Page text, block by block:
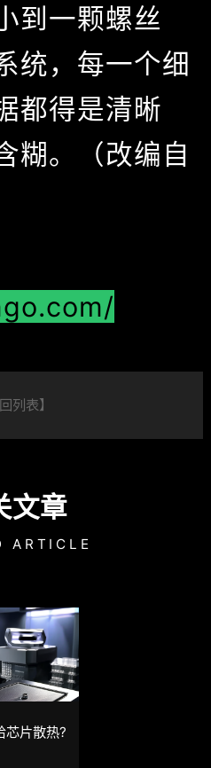
到一颗螺丝
统，每一个细
都得是清晰
糊。（改编自
列表】
文章
ARTICLE
芯片散热?